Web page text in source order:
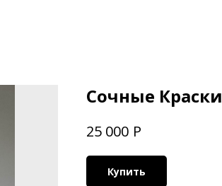
Сочные Краски
25 000 Р
Купить